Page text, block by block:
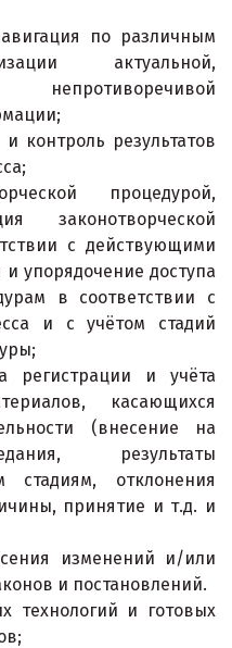
по различным
актуальной,
контроль результатов
процедурой,
законотворческой
с действующими
упорядочение доступа
в соответствии с
и с учётом стадий
регистрации и учёта
касающихся
(внесение на
результаты
стадиям, отклонения
принятие и т.д. и
изменений и/или
и постановлений.
технологий и готовых